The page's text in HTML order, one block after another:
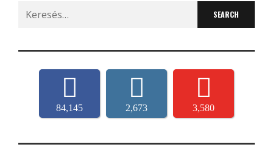
Search
for:
84,145 2,673 3,580